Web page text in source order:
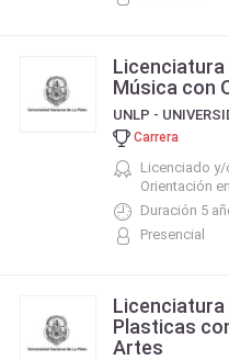
Música con
Carrera
Licenciado
Orientación
Duración 5
Presencial
Plasticas
Artes